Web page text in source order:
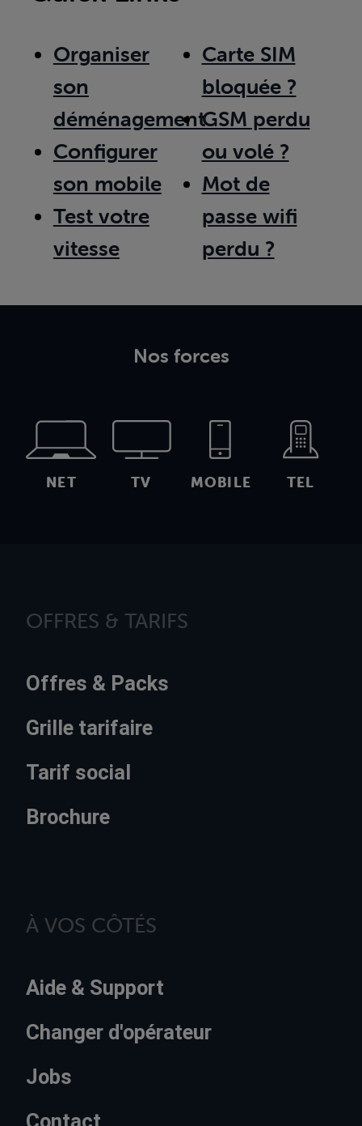
Organiser
son
déménagement
Configurer
son mobile
Test votre
vitesse
Carte SIM
bloquée ?
GSM perdu
ou volé ?
Mot de
passe wifi
perdu ?
Nos forces
NET TV MOBILE TEL
OFFRES & TARIFS
Offres & Packs
Grille tarifaire
Tarif social
Brochure
À VOS CÔTÉS
Aide & Support
Changer d'opérateur
Jobs